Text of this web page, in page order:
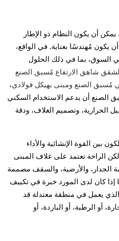
يمكن أن يكون النظام ذو الإطار
يكون مُهندسًا بعناية. في الواقع،
السوق، بما في ذلك الحلول
شاهق الارتفاع مُسبق الصنع
مُسبق الصنع ومبنى بهيكل فولاذي،
الصنع أن يدعم الاستخدام السكني
الحرارية، وتصميم الغلاف، ودقة
بين القوة الإنشائية والأداء
الراحة تعتمد على غلاف المبنى
الجدار، والأرضية، والسقف مصممة
كان لدى المورد خبرة في تكييف
يعمل في منطقة معتدلة قد
أو الرطبة، أو الباردة، أو